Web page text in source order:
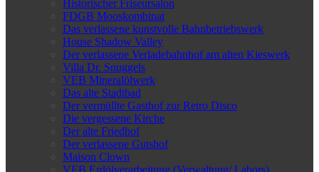
Historischer Friseursalon
FDGB Mooskombinat
Das verlassene kunstvolle Bahnbetriebswerk
House Shadow Valley
Der verlassene Verladebahnhof am alten Kieswerk
Villa Dr. Snuggels
VEB Mineralölwerk
Das alte Stadtbad
Der vermüllte Gasthof zur Retro Disco
Die vergessene Kirche
Der alte Friedhof
Der verlassene Gutshof
Maison Clown